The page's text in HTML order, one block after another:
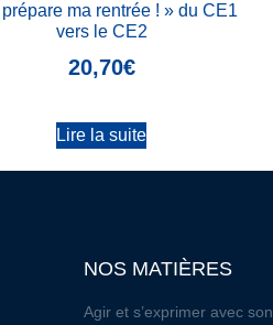
ma rentrée ! » du CE1
vers le CE2
20,70€
Lire la suite
NOS MATIÈRES
Agir et s’exprimer avec son